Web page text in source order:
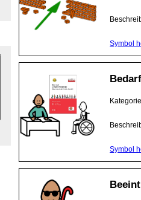
Symbol
Symbol